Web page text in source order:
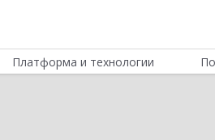
Платформа и технологии